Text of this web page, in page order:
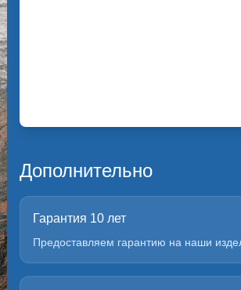
Дополнительно
Гарантия 10 лет
Предоставляем гарантию на наши